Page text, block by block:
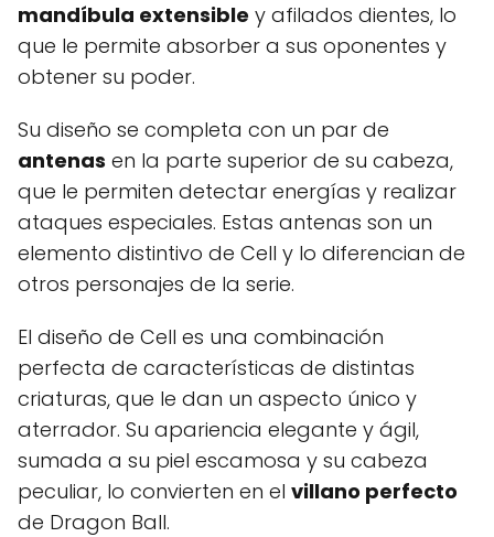
mandíbula extensible y afilados dientes, lo
que le permite absorber a sus oponentes y
obtener su poder.
Su diseño se completa con un par de
antenas en la parte superior de su cabeza,
que le permiten detectar energías y realizar
ataques especiales. Estas antenas son un
elemento distintivo de Cell y lo diferencian de
otros personajes de la serie.
El diseño de Cell es una combinación
perfecta de características de distintas
criaturas, que le dan un aspecto único y
aterrador. Su apariencia elegante y ágil,
sumada a su piel escamosa y su cabeza
peculiar, lo convierten en el villano perfecto
de Dragon Ball.